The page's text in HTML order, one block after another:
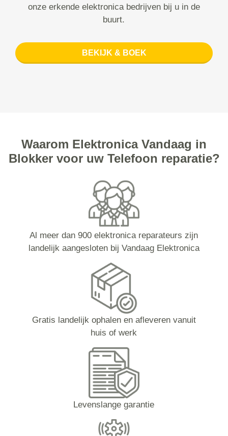
onze erkende elektronica bedrijven bij u in de
buurt.
BEKIJK & BOEK
Waarom Elektronica Vandaag in
Blokker voor uw Telefoon reparatie?
Al meer dan 900 elektronica reparateurs zijn
landelijk aangesloten bij Vandaag Elektronica
Gratis landelijk ophalen en afleveren vanuit
huis of werk
Levenslange garantie